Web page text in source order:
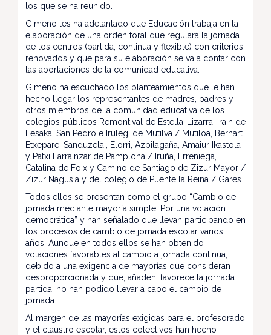
los que se ha reunido.
Gimeno les ha adelantado que Educación trabaja en la
elaboración de una orden foral que regulará la jornada
de los centros (partida, continua y flexible) con criterios
renovados y que para su elaboración se va a contar con
las aportaciones de la comunidad educativa.
Gimeno ha escuchado los planteamientos que le han
hecho llegar los representantes de madres, padres y
otros miembros de la comunidad educativa de los
colegios públicos Remontival de Estella-Lizarra, Irain de
Lesaka, San Pedro e Irulegi de Mutilva / Mutiloa, Bernart
Etxepare, Sanduzelai, Elorri, Azpilagaña, Amaiur Ikastola
y Patxi Larrainzar de Pamplona / Iruña, Erreniega,
Catalina de Foix y Camino de Santiago de Zizur Mayor /
Zizur Nagusia y del colegio de Puente la Reina / Gares.
Todos ellos se presentan como el grupo “Cambio de
jornada mediante mayoría simple. Por una votación
democrática” y han señalado que llevan participando en
los procesos de cambio de jornada escolar varios
años. Aunque en todos ellos se han obtenido
votaciones favorables al cambio a jornada continua,
debido a una exigencia de mayorías que consideran
desproporcionada y que, añaden, favorece la jornada
partida, no han podido llevar a cabo el cambio de
jornada.
Al margen de las mayorías exigidas para el profesorado
y el claustro escolar, estos colectivos han hecho